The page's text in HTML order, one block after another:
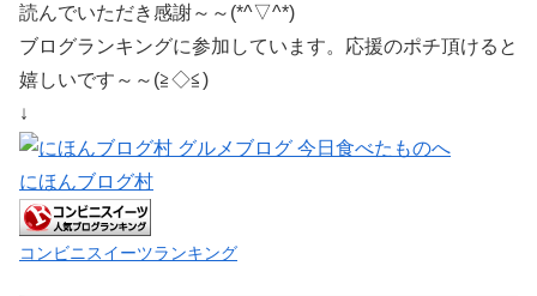
読んでいただき感謝～～(*^▽^*)
ブログランキングに参加しています。応援のポチ頂けると
嬉しいです～～(≧◇≦)
↓
にほんブログ村
コンビニスイーツランキング